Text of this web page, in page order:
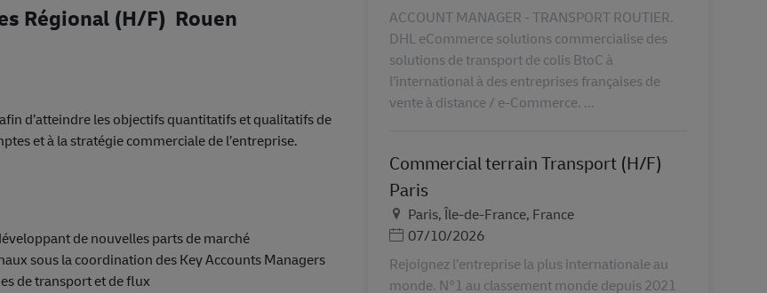
Régional (H/F) Rouen
d’atteindre les objectifs quantitatifs et qualitatifs de
et à la stratégie commerciale de l’entreprise.
de nouvelles parts de marché
sous la coordination des Key Accounts Managers
de transport et de flux
ACCOUNT MANAGER - TRANSPORT ROUTIER.
DHL eCommerce solutions commercialise des
solutions de transport de colis BtoC à
l’international à des entreprises françaises de
vente à distance / e-Commerce. ...
Commercial terrain Transport (H/F)
Paris
地点Paris, Île-de-France, France
Posted Date
07/10/2026
Rejoignez l’entreprise la plus internationale au
monde. N°1 au classement monde depuis 2021